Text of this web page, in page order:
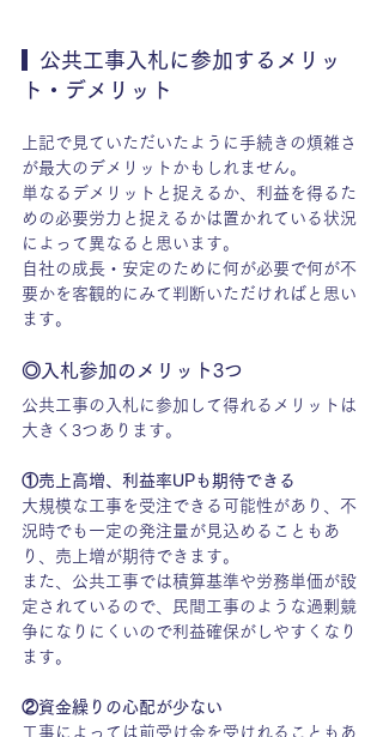
  公共工事入札に参加するメリッ
ト・デメリット
上記で見ていただいたように手続きの煩雑さ
が最大のデメリットかもしれません。
単なるデメリットと捉えるか、利益を得るた
めの必要労力と捉えるかは置かれている状況
によって異なると思います。
自社の成長・安定のために何が必要で何が不
要かを客観的にみて判断いただければと思い
ます。
◎入札参加のメリット3つ
公共工事の入札に参加して得れるメリットは
大きく3つあります。
①売上高増、利益率UPも期待できる
大規模な工事を受注できる可能性があり、不
況時でも一定の発注量が見込めることもあ
り、売上増が期待できます。
また、公共工事では積算基準や労務単価が設
定されているので、民間工事のような過剰競
争になりにくいので利益確保がしやすくなり
ます。
②資金繰りの心配が少ない
工事によっては前受け金を受けれることもあ